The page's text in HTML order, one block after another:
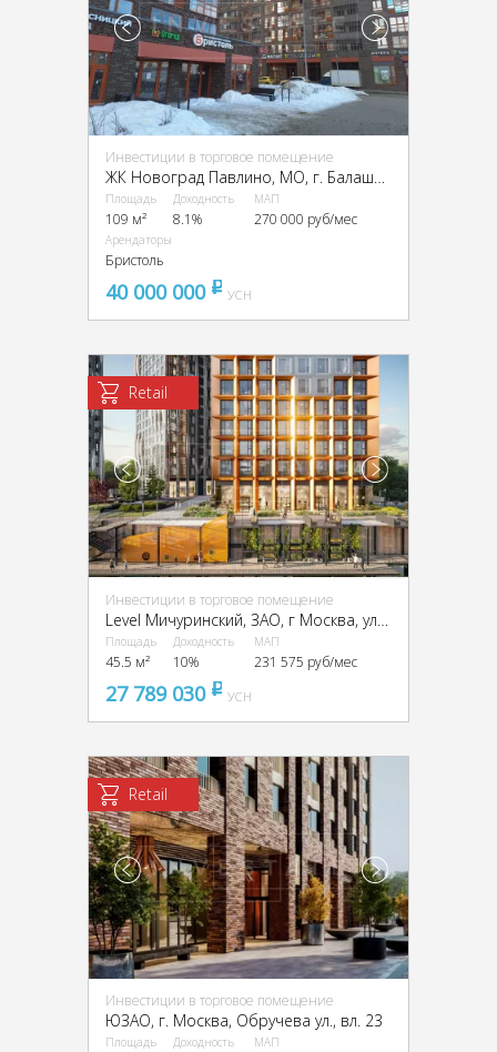
Инвестиции в торговое помещение
ЖК Новоград Павлино, МО, г. Балашиха, мкр Новое Павлино, Косинское шоссе, 12
Площадь
109 м²
Доходность
8.1%
МАП
270 000 руб/мес
Арендаторы
Бристоль
40 000 000 pуб
УСН
Retail
Инвестиции в торговое помещение
Площадь
45.5 м²
Доходность
10%
МАП
231 575 руб/мес
27 789 030 pуб
УСН
Retail
Инвестиции в торговое помещение
ЮЗАО, г. Москва, Обручева ул., вл. 23
Площадь Доходность МАП